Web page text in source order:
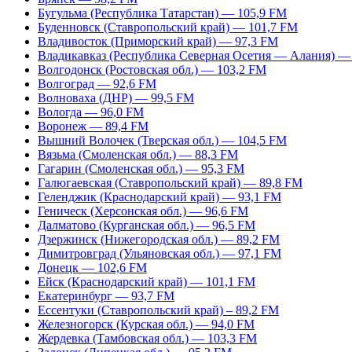
Бугульма (Республика Татарстан) — 105,9 FM
Буденновск (Ставропольский край) — 101,7 FM
Владивосток (Приморский край) — 97,3 FM
Владикавказ (Республика Северная Осетия — Алания)
Волгодонск (Ростовская обл.) — 103,2 FM
Волгоград — 92,6 FM
Волноваха (ДНР) — 99,5 FM
Вологда — 96,0 FM
Воронеж — 89,4 FM
Вышний Волочек (Тверская обл.) — 104,5 FM
Вязьма (Смоленская обл.) — 88,3 FM
Гагарин (Смоленская обл.) — 95,3 FM
Галюгаевская (Ставропольский край) — 89,8 FM
Геленджик (Краснодарский край) — 93,1 FM
Геническ (Херсонская обл.) — 96,6 FM
Далматово (Курганская обл.) — 96,5 FM
Дзержинск (Нижегородская обл.) — 89,2 FM
Димитровград (Ульяновская обл.) — 97,1 FM
Донецк — 102,6 FM
Ейск (Краснодарский край) — 101,1 FM
Екатеринбург — 93,7 FM
Ессентуки (Ставропольский край) – 89,2 FM
Железногорск (Курская обл.) — 94,0 FM
Жердевка (Тамбовская обл.) — 103,3 FM